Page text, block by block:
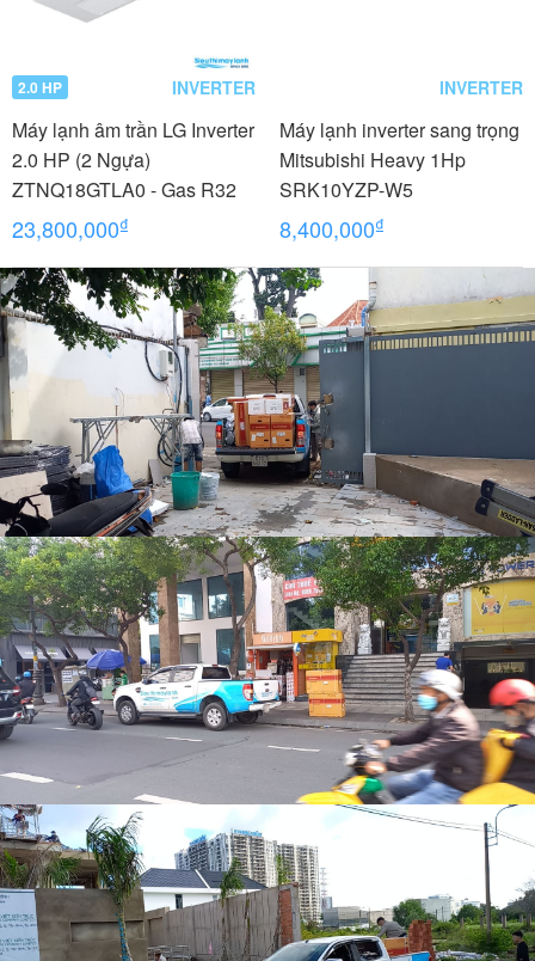
2.0 HP INVERTER
Máy lạnh âm trần LG Inverter
2.0 HP (2 Ngựa)
ZTNQ18GTLA0 - Gas R32
23,800,000₫
INVERTER
Máy lạnh inverter sang trọng
Mitsubishi Heavy 1Hp
SRK10YZP-W5
8,400,000₫